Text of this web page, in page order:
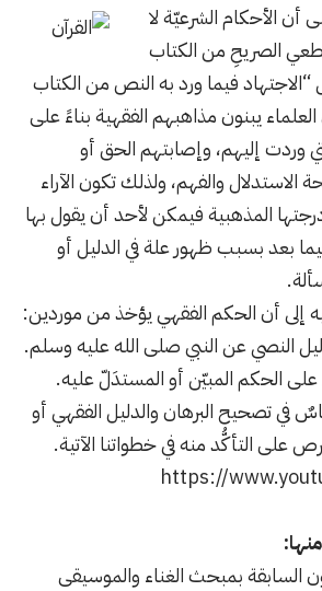
أن الأحكام الشرعيّة لا
الصريحِ من الكتاب
فيما ورد به النص من الكتاب
يبنون مذاهبهم الفقهية بناءً على
وردت إليهم، وإصابتهم الحق أو
والفهم، ولذلك تكون الآراء
المذهبية فيمكن لأحد أن يقول بها
بعد بسبب ظهور علة في الدليل أو
إلى أن الحكم الفقهي يؤخذ من موردين:
في تصحيح البرهان والدليل الفقهي أو
على التأكُّد منه في خطواتنا الآتية.
https://
السابقة بمبحث الغناء والموسيقى